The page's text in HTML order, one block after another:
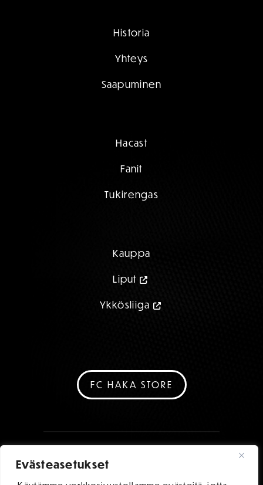
Evästeasetukset
Historia
Yhteys
Saapuminen
Hacast
Fanit
Tukirengas
Kauppa
Liput
Ykkösliiga
FC HAKA STORE